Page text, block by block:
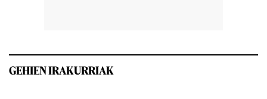
GEHIEN IRAKURRIAK